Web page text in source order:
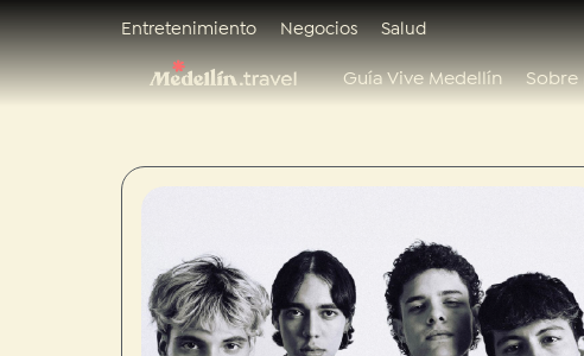
Entretenimiento Negocios Salud
Guía Vive Medellín Sobre